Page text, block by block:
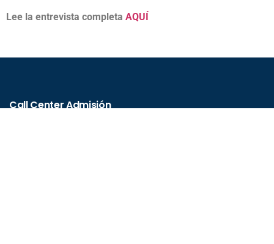
Lee la entrevista completa AQUÍ